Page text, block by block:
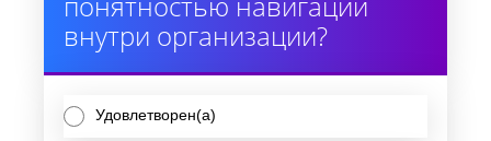
внутри организации?
Удовлетворен(а)